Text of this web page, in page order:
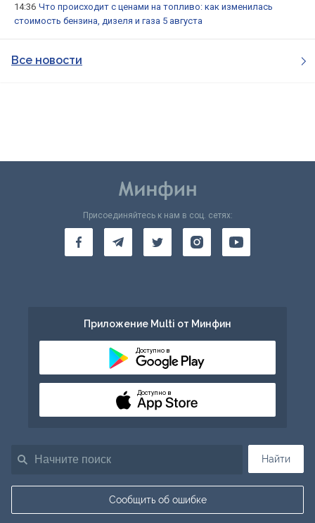
14:36 Что происходит с ценами на топливо: как изменилась
стоимость бензина, дизеля и газа 5 августа
Все новости
Найти
Сообщить об ошибке
Присоединяйтесь к нам в соц. сетях:
Приложение Multi от Минфин
Доступно в
Доступно в